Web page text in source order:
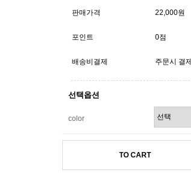
판매가격 22,000원
포인트 0점
배송비결제 주문시 결제
선택옵션
color
TO CART